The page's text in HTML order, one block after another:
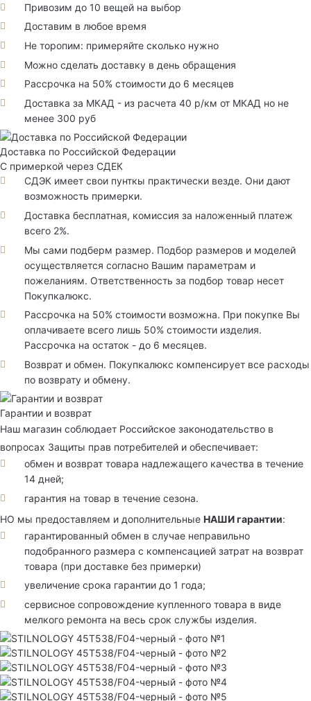
Привозим до 10 вещей на выбор
Доставим в любое время
Не торопим: примеряйте сколько нужно
Можно сделать доставку в день обращения
Рассрочка на 50% стоимости до 6 месяцев
Доставка за МКАД - из расчета 40 р/км от МКАД но не
менее 300 руб
Доставка по Российской Федерации
С примеркой через СДЕК
СДЭК имеет свои пунткы практически везде. Они дают
возможность примерки.
Доставка бесплатная, комиссия за наложенный платеж
всего 2%.
Мы сами подберм размер. Подбор размеров и моделей
осуществляется согласно Вашим параметрам и
пожеланиям. Ответственность за подбор товар несет
Покупкалюкс.
Рассрочка на 50% стоимости возможна. При покупке Вы
оплачиваете всего лишь 50% стоимости изделия.
Рассрочка на остаток - до 6 месяцев.
Возврат и обмен. Покупкалюкс компенсирует все расходы
по возврату и обмену.
Гарантии и возврат
Наш магазин соблюдает Российское законодательство в
вопросах Защиты прав потребителей и обеспечивает:
обмен и возврат товара надлежащего качества в течение
14 дней;
гарантия на товар в течение сезона.
НО мы предоставляем и дополнительные НАШИ гарантии:
гарантированный обмен в случае неправильно
подобранного размера с компенсацией затрат на возврат
товара (при доставке без примерки)
увеличение срока гарантии до 1 года;
сервисное сопровождение купленного товара в виде
мелкого ремонта на весь срок службы изделия.